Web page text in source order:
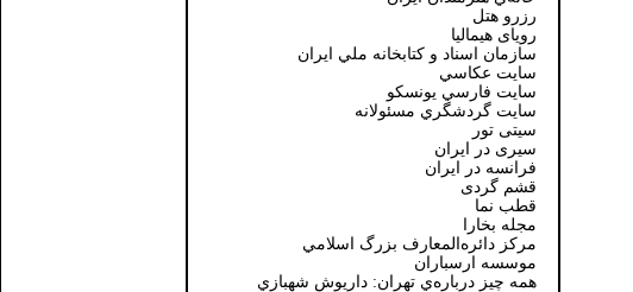
رزرو هتل
رویای هیمالیا
سازمان اسناد و كتابخانه ملي ايران
سايت عكاسي
سايت فارسي يونسكو
سايت گردشگري مسئولانه
سیتی تور
سیری در ایران
فرانسه در ايران
قشم گردی
قطب نما
مجله بخارا
مركز دائره‌المعارف بزرگ اسلامي
موسسه ارسباران
همه چيز درباره‌ي تهران: داريوش شهبازي